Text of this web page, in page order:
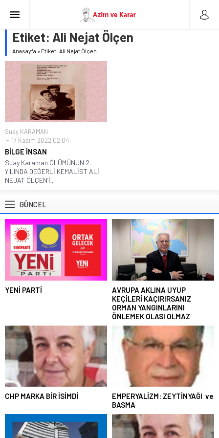
Etiket: Ali Nejat Ölçen
Anasayfa » Etiket: Ali Nejat Ölçen
Suay KARAMAN
17 Kasım 2022 02:04
BİLGE İNSAN
Suay Karaman ÖLÜMÜNÜN 2.
YILINDA DEĞERLİ KEMALİST ALİ
NEJAT ÖLÇEN’İ...
GÜNCEL
YENİ PARTİ
AVRUPA AKLINA UYUP
KEÇİLERİ KAÇIRIRSANIZ
ORMAN YANGINLARINI
ÖNLEMEK OLASI OLMAZ
CHP MARKA BİR İSİMDİ
EMPERYALİZM: ZEYTİNYAĞI ve
BASMA